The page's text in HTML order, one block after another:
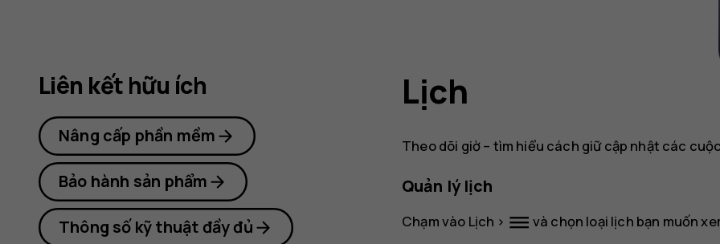
8.1 Lịch
Theo dõi giờ – tìm hiểu cách giữ cập nhật các
Quản lý lịch
Chạm vào Lịch > dehaze và chọn loại lịch bạn muốn
Liên kết hữu ích
Nâng cấp phần mềm
Bảo hành sản phẩm
Thông số kỹ thuật đầy đủ